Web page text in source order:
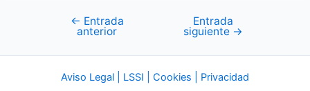
Navegación
entradas
← Entrada
anterior
Entrada
siguiente →
Aviso Legal | LSSI | Cookies | Privacidad